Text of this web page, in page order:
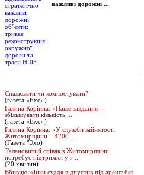
важливі дорожні ...
Спалювати чи компостувати?
(газета «Ехо»)
Галина Корінна: «Наше завдання –
збільшувати кількість ...
(газета «Ехо»)
Галина Корінна: «У служби зайнятості
Житомирщини – 4200 ...
(Газета "Эхо)
Талановитий співак з Житомирщини
потребує підтримки у г ...
(20 хвилин)
Вбивцю жінки суддя відпустив під арешт без